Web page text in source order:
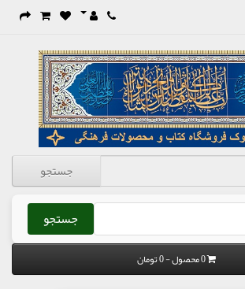
جستجو
جستجو
0 محصول - 0 تومان